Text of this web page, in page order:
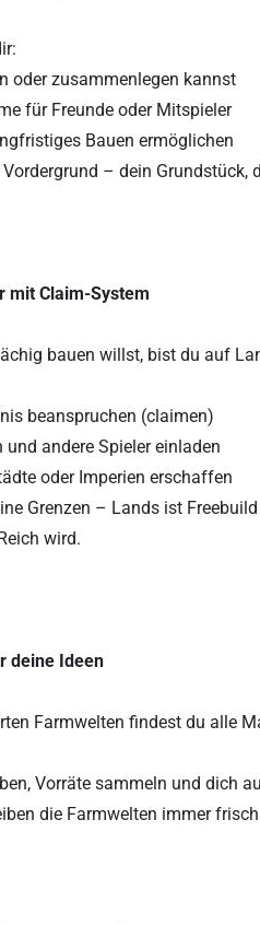
oder zusammenlegen kannst
für Freunde oder Mitspieler
Bauen ermöglichen
– dein Grundstück,
mit Claim-System
bauen willst, bist du auf
beanspruchen (claimen)
und andere Spieler einladen
oder Imperien erschaffen
Grenzen – Lands ist Freebuild
wird.
deine Ideen
Farmwelten findest du alle
Vorräte sammeln und dich
die Farmwelten immer